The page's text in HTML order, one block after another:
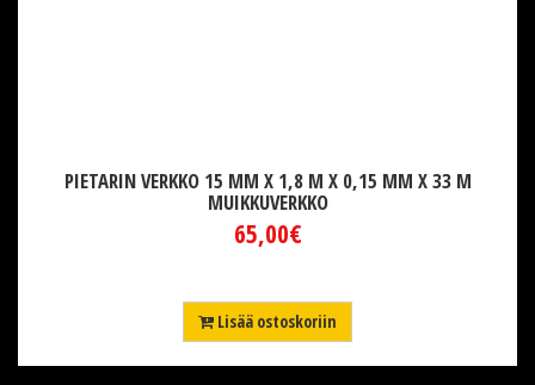
PIETARIN VERKKO 15 MM X 1,8 M X 0,15 MM X 33 M
MUIKKUVERKKO
65,00€
Lisää ostoskoriin